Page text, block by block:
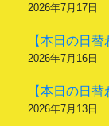
2026年7月17日
【本日の日
2026年7月16日
【本日の日
2026年7月13日